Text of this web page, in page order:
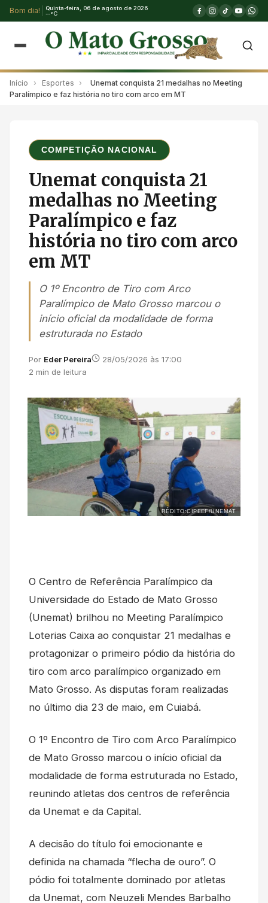
Bom dia!
Quinta-feira, 06 de agosto de 2026
--°C
Início › Esportes ›
Unemat conquista 21 medalhas no Meeting
Paralímpico e faz história no tiro com arco em MT
COMPETIÇÃO NACIONAL
Unemat conquista 21
medalhas no Meeting
Paralímpico e faz
história no tiro com arco
em MT
O 1º Encontro de Tiro com Arco
Paralímpico de Mato Grosso marcou o
início oficial da modalidade de forma
estruturada no Estado
Por Eder Pereira
28/05/2026 às 17:00
2 min de leitura
RÉDITO:CIPEEF/UNEMAT
O Centro de Referência Paralímpico da
Universidade do Estado de Mato Grosso
(Unemat) brilhou no Meeting Paralímpico
Loterias Caixa ao conquistar 21 medalhas e
protagonizar o primeiro pódio da história do
tiro com arco paralímpico organizado em
Mato Grosso. As disputas foram realizadas
no último dia 23 de maio, em Cuiabá.
O 1º Encontro de Tiro com Arco Paralímpico
de Mato Grosso marcou o início oficial da
modalidade de forma estruturada no Estado,
reunindo atletas dos centros de referência
da Unemat e da Capital.
A decisão do título foi emocionante e
definida na chamada “flecha de ouro”. O
pódio foi totalmente dominado por atletas
da Unemat, com Neuzeli Mendes Barbalho